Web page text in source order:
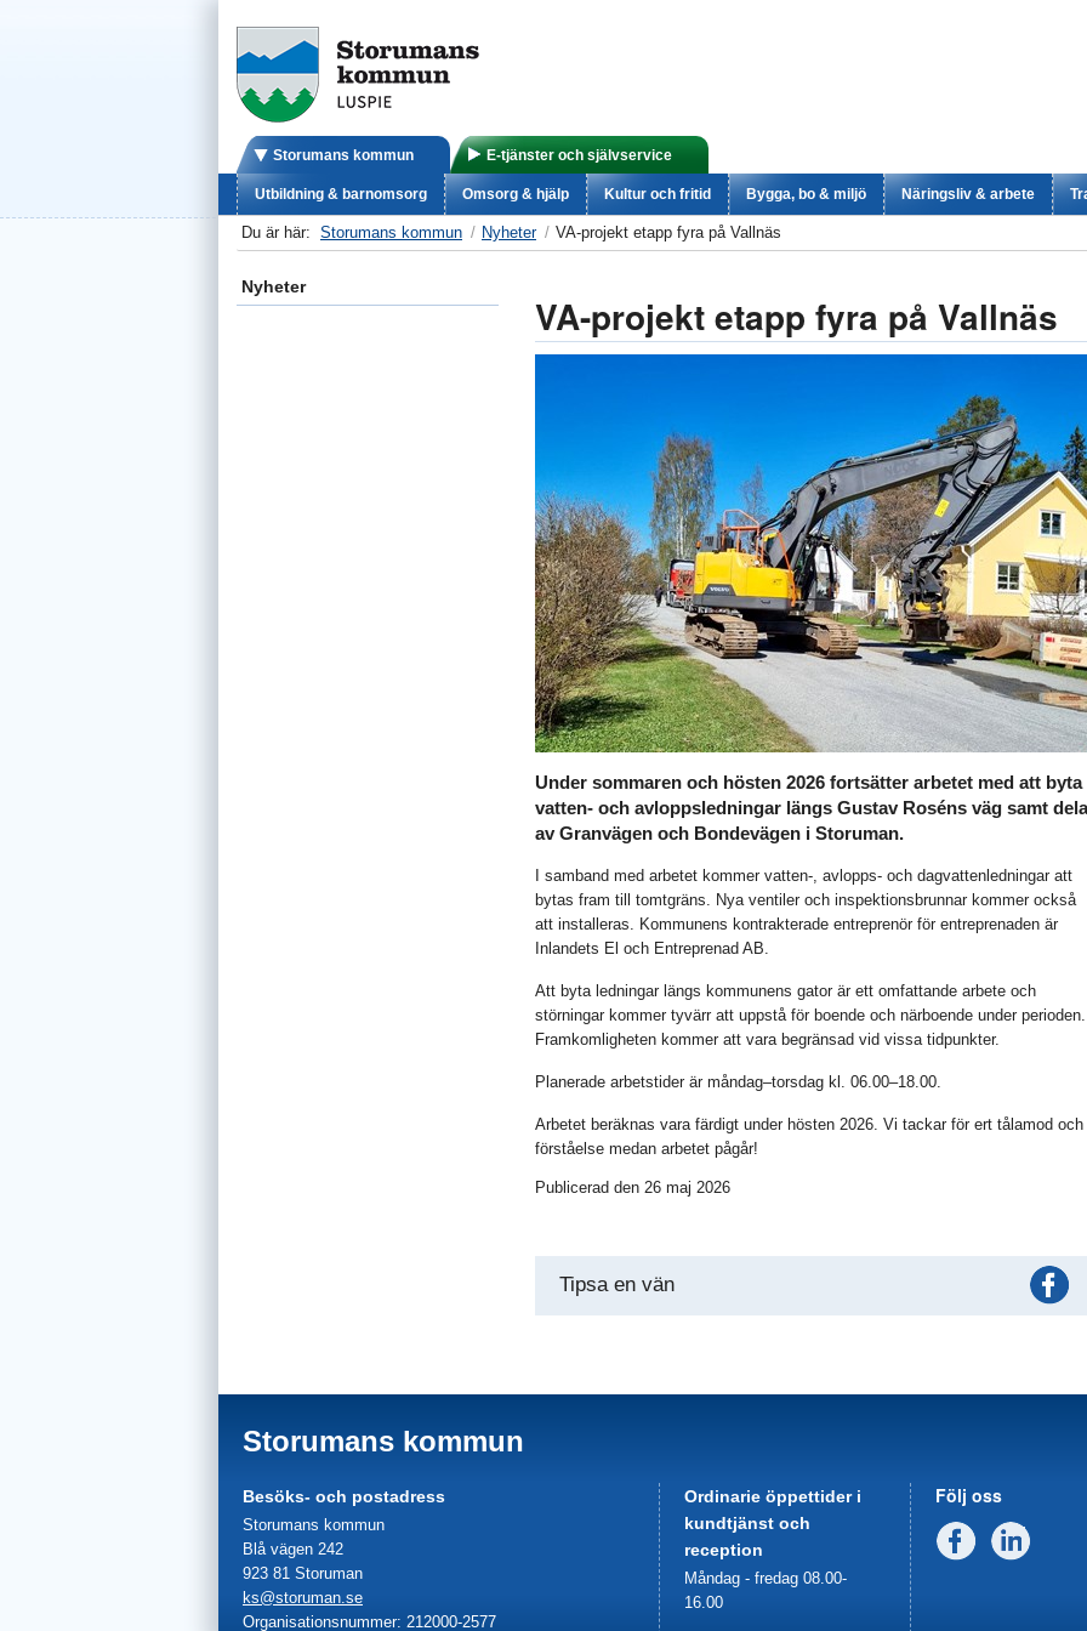
Storumans kommun E-tjänster och självservice
Utbildning & barnomsorg Omsorg & hjälp Kultur och fritid Bygga, bo & miljö Näringsliv & arbete
Du är här: Storumans kommun Nyheter VA-projekt etapp fyra på Vallnäs
Nyheter
VA-projekt etapp fyra på Vallnäs
Under sommaren och hösten 2026 fortsätter arbetet med att byta
vatten- och avloppsledningar längs Gustav Roséns väg samt
av Granvägen och Bondevägen i Storuman.
I samband med arbetet kommer vatten-, avlopps- och dagvattenledningar att
bytas fram till tomtgräns. Nya ventiler och inspektionsbrunnar kommer också
att installeras. Kommunens kontrakterade entreprenör för entreprenaden är
Inlandets El och Entreprenad AB.
Att byta ledningar längs kommunens gator är ett omfattande arbete och
störningar kommer tyvärr att uppstå för boende och närboende under perioden.
Framkomligheten kommer att vara begränsad vid vissa tidpunkter.
Planerade arbetstider är måndag–torsdag kl. 06.00–18.00.
Arbetet beräknas vara färdigt under hösten 2026. Vi tackar för ert tålamod och
förståelse medan arbetet pågår!
Publicerad den 26 maj 2026
Tipsa en vän
Storumans kommun
Besöks- och postadress
Storumans kommun
Blå vägen 242
923 81 Storuman
ks@storuman.se
Organisationsnummer: 212000-2577
Ordinarie öppettider i
kundtjänst och
reception
Måndag - fredag 08.00-
16.00
Följ oss
Facebook